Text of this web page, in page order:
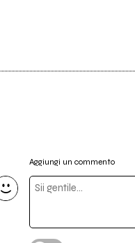
Aggiungi un commento